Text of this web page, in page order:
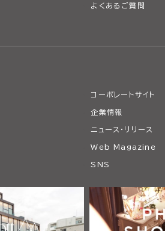
よくあるご質問
コーポレートサイト
企業情報
ニュース・リリース
Web Magazine
SNS